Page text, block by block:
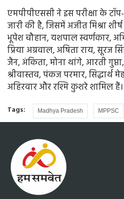
एमपीपीएससी ने इस परीक्षा के
जारी की है, जिसमें अजीत मिश्रा
भूपेश चौहान, यशपाल स्वर्णकार,
प्रिया अग्रवाल, अषिता राय, सूरज
जैन, अंकिता, मोना थांगे, आरती
श्रीवास्तव, पंकज परमार, सिद्धार्थ
अहिरवार और रश्मि कुशरे शामिल हैं।
Tags: Madhya Pradesh MPPSC